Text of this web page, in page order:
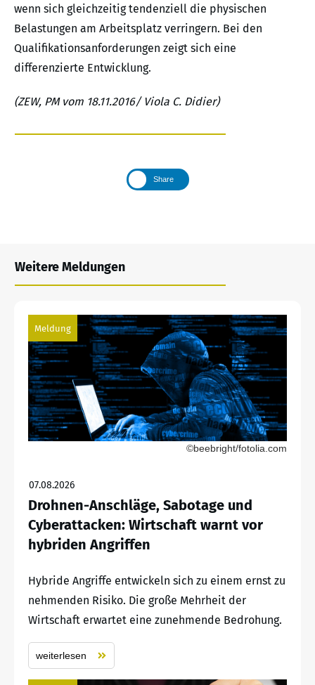
wenn sich gleichzeitig tendenziell die physischen
Belastungen am Arbeitsplatz verringern. Bei den
Qualifikationsanforderungen zeigt sich eine
differenzierte Entwicklung.
(ZEW, PM vom 18.11.2016/ Viola C. Didier)
Share
Weitere Meldungen
Meldung
©beebright/fotolia.com
07.08.2026
Drohnen-Anschläge, Sabotage und
Cyberattacken: Wirtschaft warnt vor
hybriden Angriffen
Hybride Angriffe entwickeln sich zu einem ernst zu
nehmenden Risiko. Die große Mehrheit der
Wirtschaft erwartet eine zunehmende Bedrohung.
weiterlesen